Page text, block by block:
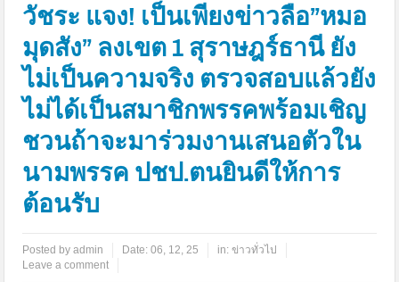
วัชระ แจง! เป็นเพียงข่าวลือ”หมอ
มุดสัง” ลงเขต 1 สุราษฎร์ธานี ยัง
ไม่เป็นความจริง ตรวจสอบแล้วยัง
ไม่ได้เป็นสมาชิกพรรคพร้อมเชิญ
ชวนถ้าจะมาร่วมงานเสนอตัวใน
นามพรรค ปชป.ตนยินดีให้การ
ต้อนรับ
Posted byadmin Date:06, 12, 25 in:ข่าวทั่วไป
Leave a comment